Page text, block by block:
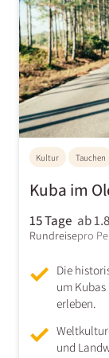
Kultur Tauchen
Kuba im
15 Tage
Rundreise
ab
pro
Die
um
erleben.
und